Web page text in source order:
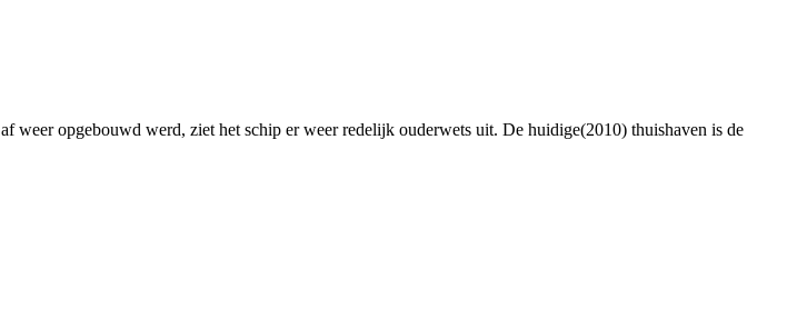
af weer opgebouwd werd, ziet het schip er weer redelijk ouderwets uit. De huidige(2010) thuishaven is de